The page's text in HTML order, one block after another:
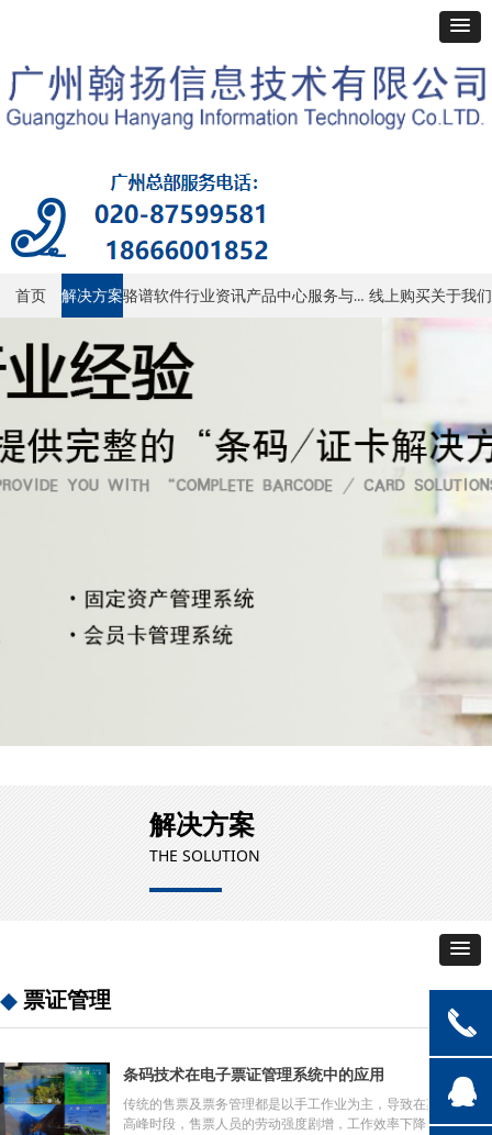
首页 解决方案骆谱软件行业资讯产品中心 服务与支持 线上购买关于我们
解决方案
THE SOLUTION
票证管理
条码技术在电子票证管理系统中的应用
传统的售票及票务管理都是以手工作业为主，导致在某些特定的
高峰时段，售票人员的劳动强度剧增，工作效率下降，而管理人
끅
뀩